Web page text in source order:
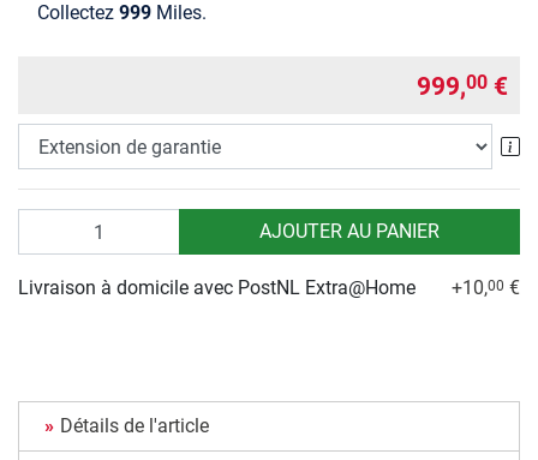
Collectez 999 Miles.
999,00 €
AJOUTER AU PANIER
Livraison à domicile avec PostNL Extra@Home +10,00 €
Détails de l'article